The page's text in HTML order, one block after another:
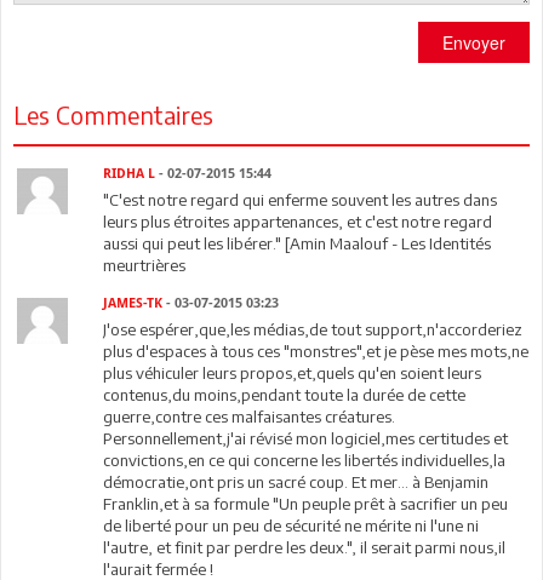
Envoyer
Les Commentaires
RIDHA L - 02-07-2015 15:44
"C'est notre regard qui enferme souvent les autres dans
leurs plus étroites appartenances, et c'est notre regard
aussi qui peut les libérer." [Amin Maalouf - Les Identités
meurtrières
JAMES-TK - 03-07-2015 03:23
J'ose espérer,que,les médias,de tout support,n'accorderiez
plus d'espaces à tous ces "monstres",et je pèse mes mots,ne
plus véhiculer leurs propos,et,quels qu'en soient leurs
contenus,du moins,pendant toute la durée de cette
guerre,contre ces malfaisantes créatures.
Personnellement,j'ai révisé mon logiciel,mes certitudes et
convictions,en ce qui concerne les libertés individuelles,la
démocratie,ont pris un sacré coup. Et mer... à Benjamin
Franklin,et à sa formule "Un peuple prêt à sacrifier un peu
de liberté pour un peu de sécurité ne mérite ni l'une ni
l'autre, et finit par perdre les deux.", il serait parmi nous,il
l'aurait fermée !